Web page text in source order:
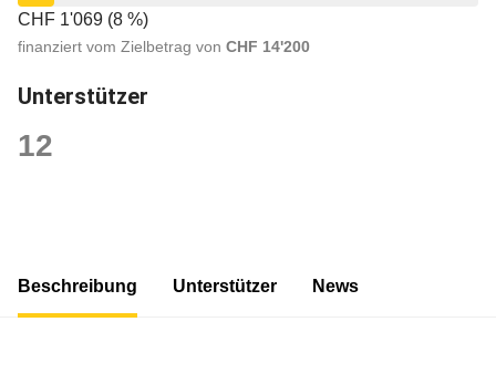
CHF 1'069 (8 %)
finanziert vom Zielbetrag von CHF 14'200
Unterstützer
12
Beschreibung Unterstützer News